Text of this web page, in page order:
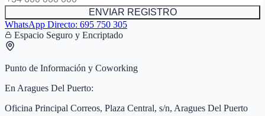
ENVIAR REGISTRO
WhatsApp Directo: 695 750 305
Espacio Seguro y Encriptado
Punto de Información y Coworking
En Aragues Del Puerto:
Oficina Principal Correos, Plaza Central, s/n, Aragues Del Puerto